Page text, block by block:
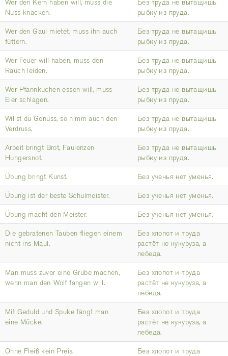
Wer den Kern haben will, muss die
Nuss knacken.
Без труда не вытащишь
рыбку из пруда.
Wer den Gaul mietet, muss ihn auch
füttern.
Без труда не вытащишь
рыбку из пруда.
Wer Feuer will haben, muss den
Rauch leiden.
Без труда не вытащишь
рыбку из пруда.
Wer Pfannkuchen essen will, muss
Eier schlagen.
Без труда не вытащишь
рыбку из пруда.
Willst du Genuss, so nimm auch den
Verdruss.
Без труда не вытащишь
рыбку из пруда.
Arbeit bringt Brot, Faulenzen
Hungersnot.
Без труда не вытащишь
рыбку из пруда.
Übung bringt Kunst. Без ученья нет уменья.
Übung ist der beste Schulmeister. Без ученья нет уменья.
Übung macht den Meister. Без ученья нет уменья.
Die gebratenen Tauben fliegen einem
nicht ins Maul.
Без хлопот и труда
растёт не кукуруза, а
лебеда.
Man muss zuvor eine Grube machen,
wenn man den Wolf fangen will.
Без хлопот и труда
растёт не кукуруза, а
лебеда.
Mit Geduld und Spuke fängt man
eine Mücke.
Без хлопот и труда
растёт не кукуруза, а
лебеда.
Ohne Fleiß kein Preis.
Без хлопот и труда